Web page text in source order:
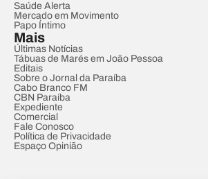
Saúde Alerta
Mercado em Movimento
Papo Íntimo
Mais
Últimas Notícias
Tábuas de Marés em João Pessoa
Editais
Sobre o Jornal da Paraíba
Cabo Branco FM
CBN Paraíba
Expediente
Comercial
Fale Conosco
Política de Privacidade
Espaço Opinião